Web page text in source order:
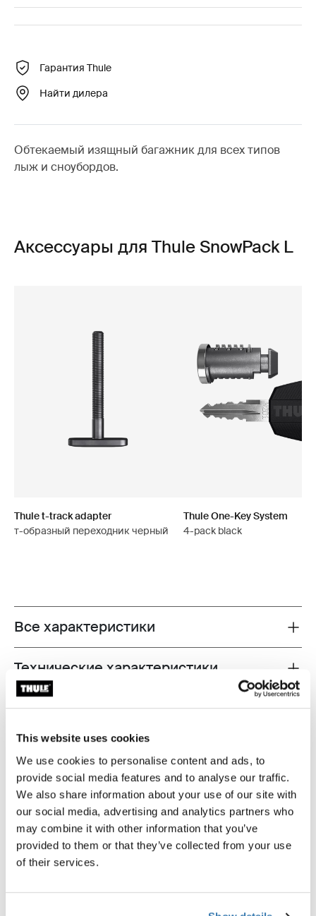
This website uses cookies
We use cookies to personalise content and ads, to
provide social media features and to analyse our traffic.
We also share information about your use of our site with
our social media, advertising and analytics partners who
may combine it with other information that you’ve
provided to them or that they’ve collected from your use
of their services.
Гарантия Thule
Найти дилера
Обтекаемый изящный багажник для всех типов
лыж и сноубордов.
Аксессуары для Thule SnowPack L
Thule t-track adapter
т-образный переходник черный
Thule One-Key System
4-pack black
Toggle features
Все характеристики
Toggle techspec
Технические характеристики
Toggle guides and instructions
Инструкции